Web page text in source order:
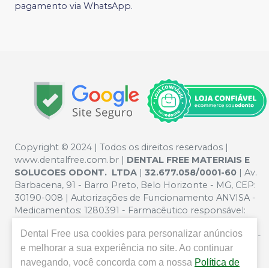
pagamento via WhatsApp.
Copyright © 2024 | Todos os direitos reservados |
www.dentalfree.com.br | DENTAL FREE MATERIAIS E
SOLUCOES ODONT. LTDA | 32.677.058/0001-60 | Av.
Barbacena, 91 - Barro Preto, Belo Horizonte - MG, CEP:
30190-008 | Autorizações de Funcionamento ANVISA -
Medicamentos: 1280391 - Farmacêutico responsável:
Privacidade e Segurança - Fotos meramente ilustrativas -
Os preços e condições da loja virtual estão sujeitos a
alterações. Em caso de divergência de preços no site, o
Dental Free usa cookies para personalizar anúncios
e melhorar a sua experiência no site. Ao continuar
navegando, você concorda com a nossa Política de